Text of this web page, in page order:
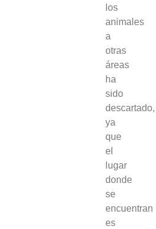
los
animales
a
otras
áreas
ha
sido
descartado,
ya
que
el
lugar
donde
se
encuentran
es